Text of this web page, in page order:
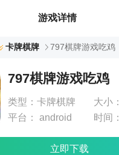
游戏详情
卡牌棋牌 797棋牌游戏吃鸡
797棋牌游戏吃鸡
类型： 卡牌棋牌 大小：
平台：
android 时间：
立即下载